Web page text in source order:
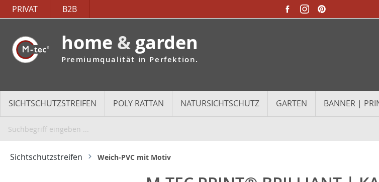
PRIVAT B2B
home & garden
Premiumqualität in Perfektion.
SICHTSCHUTZSTREIFEN POLY RATTAN NATURSICHTSCHUTZ GARTEN BANNER |
Sichtschutzstreifen Weich-PVC mit Motiv